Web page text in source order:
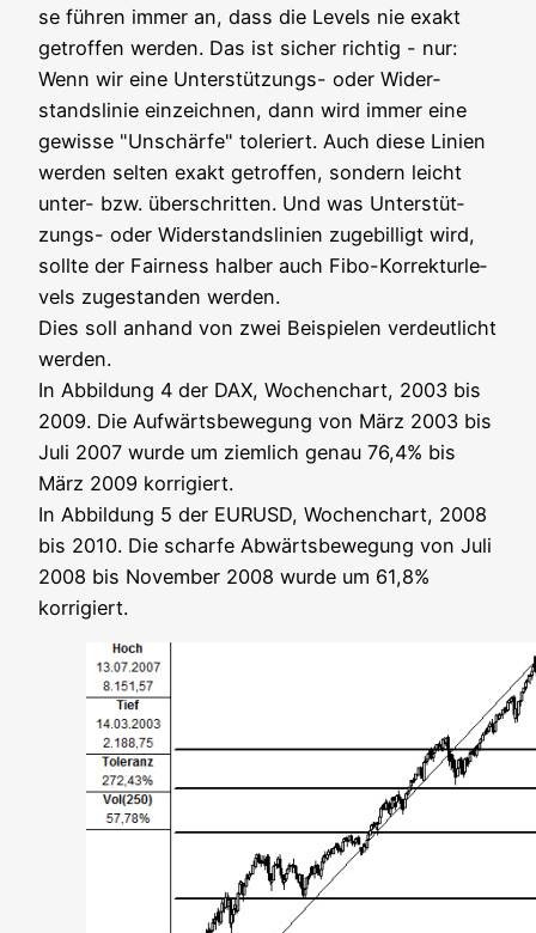
se füh­ren immer an, dass die Levels nie exakt
getrof­fen wer­den. Das ist sicher rich­tig - nur:
Wenn wir eine Unter­stüt­zungs- oder Wider­
stands­li­nie ein­zeich­nen, dann wird immer eine
gewis­se "Unschär­fe" tole­riert. Auch die­se Lini­en
wer­den sel­ten exakt getrof­fen, son­dern leicht
unter- bzw. über­schrit­ten. Und was Unter­stüt­
zungs- oder Wider­stands­li­ni­en zuge­bil­ligt wird,
soll­te der Fair­ness hal­ber auch Fibo-Kor­rek­tur­le­
vels zuge­stan­den werden.
Dies soll anhand von zwei Bei­spie­len ver­deut­licht
werden.
In Abbil­dung 4 der DAX, Wochen­chart, 2003 bis
2009. Die Auf­wärts­be­we­gung von März 2003 bis
Juli 2007 wur­de um ziem­lich genau 76,4% bis
März 2009 korrigiert.
In Abbil­dung 5 der EURUSD, Wochen­chart, 2008
bis 2010. Die schar­fe Abwärts­be­we­gung von Juli
2008 bis Novem­ber 2008 wur­de um 61,8%
korrigiert.